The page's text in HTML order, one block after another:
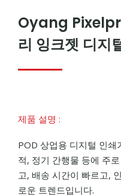
Oyang
리 잉크젯 디지
제품 설명 :
POD 상업용 디지털 인쇄
적, 정기 간행물 등에 주
고, 배송 시간이 빠르고,
로운 트렌드입니다.